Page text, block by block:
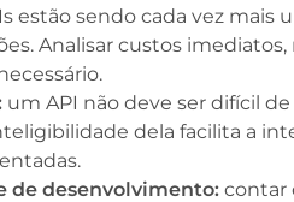
estão sendo cada vez mais
Analisar custos
um API não deve ser difícil
dela facilita a
de desenvolvimento: contar